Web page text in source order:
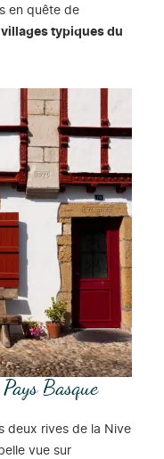
en quête de
villages typiques du
Basque
deux rives de la Nive
vue sur